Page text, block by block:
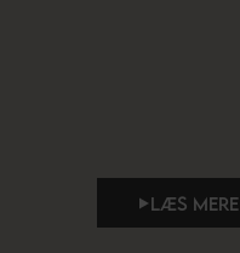
LÆS MERE